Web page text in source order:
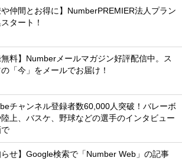
や仲間とお得に】NumberPREMIER法人プラン
タート！
無料】Numberメールマガジン好評配信中。ス
「今」をメールでお届け！
チャンネル登録者数60,000人突破！バレーボ
上、バスケ、野球などの選手のインタビュー
らせ】Google検索で「Number Web」の記事